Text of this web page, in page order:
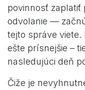
povinnosť zaplatiť
odvolanie —
tejto správe viete.
ešte prísnejšie –
nasledujúci deň
Čiže je